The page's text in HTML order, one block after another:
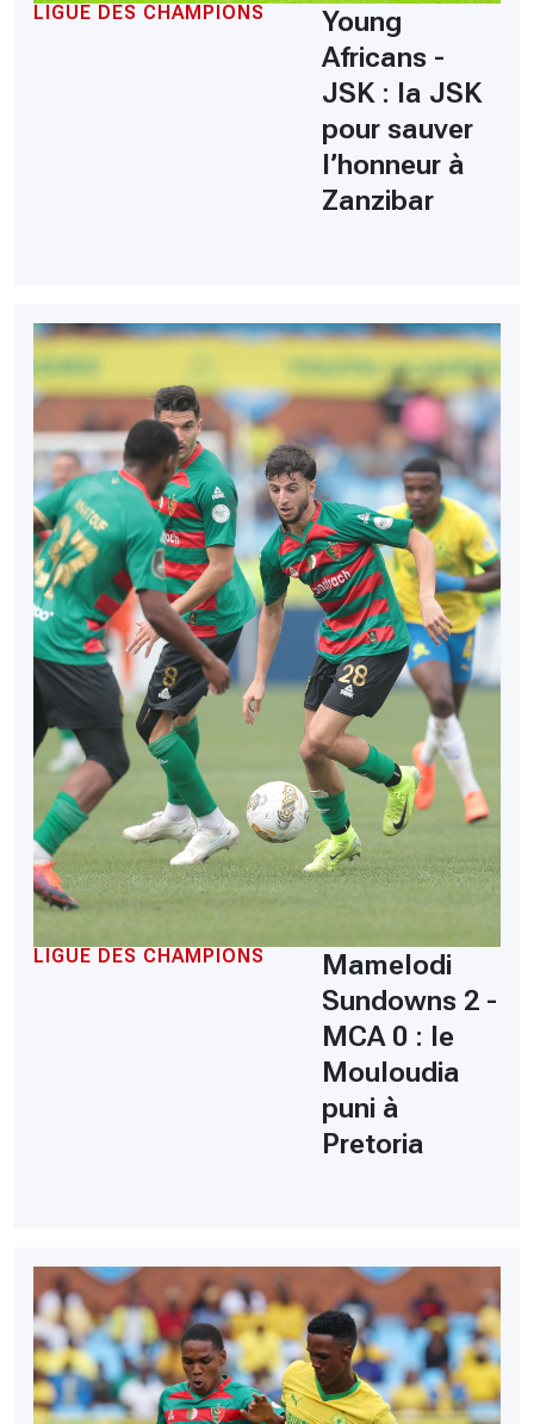
LIGUE DES CHAMPIONS
Young
Africans -
JSK : la JSK
pour sauver
l’honneur à
Zanzibar
LIGUE DES CHAMPIONS
Mamelodi
Sundowns 2 -
MCA 0 : le
Mouloudia
puni à
Pretoria